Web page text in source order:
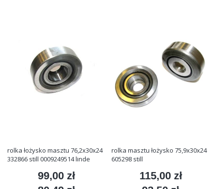
rolka łożysko masztu 76,2x30x24
332866 still 0009249514 linde
Cena
99,00 zł
rolka masztu łożysko 75,9x30x24
605298 still
Cena
115,00 zł